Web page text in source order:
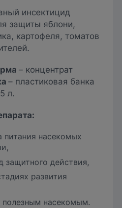
инсектицид
защиты яблони,
картофеля, томатов
– концентрат
– пластиковая банка
л.
:
питания насекомых
защитного действия,
развития
полезным насекомым.